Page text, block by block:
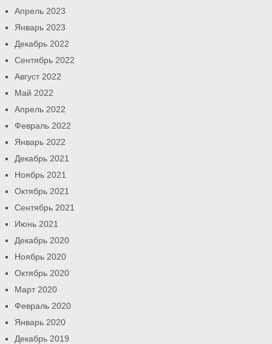
Апрель 2023
Январь 2023
Декабрь 2022
Сентябрь 2022
Август 2022
Май 2022
Апрель 2022
Февраль 2022
Январь 2022
Декабрь 2021
Ноябрь 2021
Октябрь 2021
Сентябрь 2021
Июнь 2021
Декабрь 2020
Ноябрь 2020
Октябрь 2020
Март 2020
Февраль 2020
Январь 2020
Декабрь 2019